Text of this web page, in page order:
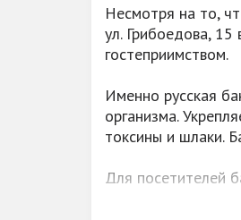
Несмотря на то,
ул. Грибоедова,
гостеприимством.
Именно русская
организма.
токсины и шлаки.
Для посетителей
ПАРКОВКА
АКЦИИ, СКИДКИ
БАНЯ
САУНА